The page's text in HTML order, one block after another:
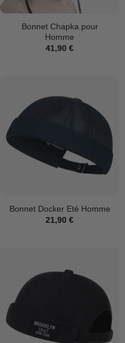
Bonnet Chapka pour
Homme
41,90 €
Bonnet Docker Eté Homme
21,90 €